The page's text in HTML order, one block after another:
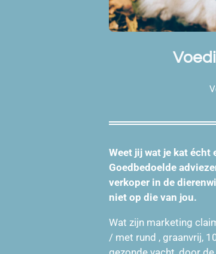
Weet jij wat je kat écht
Goedbedoelde
verkoper in de
niet op die van jou.
Wat zijn marketing
/ met rund , graanvrij,